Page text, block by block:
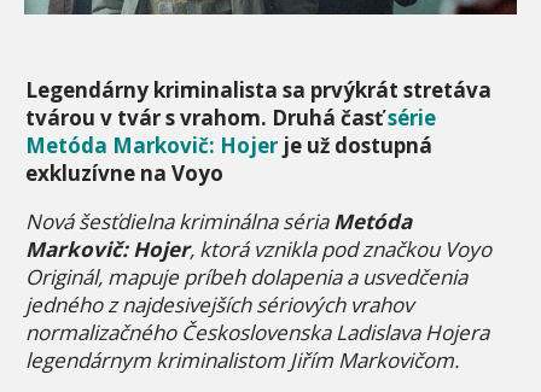
Legendárny kriminalista sa prvýkrát stretáva
tvárou v tvár s vrahom. Druhá časťsérie
Metóda Markovič: Hojer je už dostupná
exkluzívne na Voyo
Nová šesťdielna kriminálna séria Metóda
Markovič: Hojer, ktorá vznikla pod značkou Voyo
Originál, mapuje príbeh dolapenia a usvedčenia
jedného z najdesivejších sériových vrahov
normalizačného Československa Ladislava Hojera
legendárnym kriminalistom Jiřím Markovičom.